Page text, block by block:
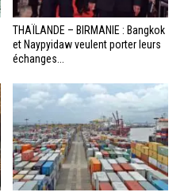
THAÏLANDE – BIRMANIE : Bangkok
et Naypyidaw veulent porter leurs
échanges...